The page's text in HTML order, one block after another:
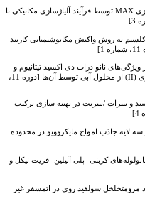
سنتز ترکیبTi3SiC2 با ساختار فازی MAX توسط فرآیند آلیاژسازی مکانیکی با
به روش واکنش مکانوشیمیایی کاربید
نانو ذرات دی اکسید تیتانیوم و
ارزیابی سینتیکی فرآیند جذب سطحی یون‌های روی (II) از محلول آبی توسط آن‌ها [دوره 11،
نیترات /نیتریت در بهینه سازی ترکیب
جاذب امواج مایکروویو در محدوده
کربنی- پلی آنیلین- فریت نیکل و
مزومتخلخل سولفید روی در اتمسفر غیر